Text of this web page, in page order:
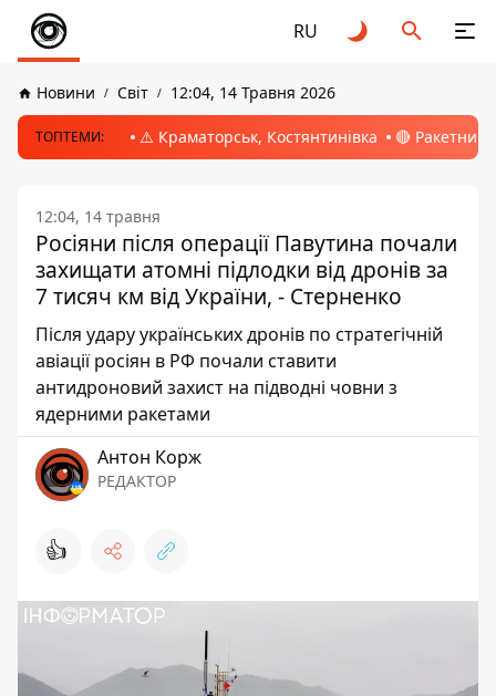
RU
Новини Світ 12:04, 14 Травня 2026
ТОПТЕМИ: ⚠️ Краматорськ, Костянтинівка 🔴 Ракетний
12:04, 14 травня
Росіяни після операції Павутина почали
захищати атомні підлодки від дронів за
7 тисяч км від України, - Стерненко
Після удару українських дронів по стратегічній
авіації росіян в РФ почали ставити
антидроновий захист на підводні човни з
ядерними ракетами
Антон Корж
РЕДАКТОР
👍